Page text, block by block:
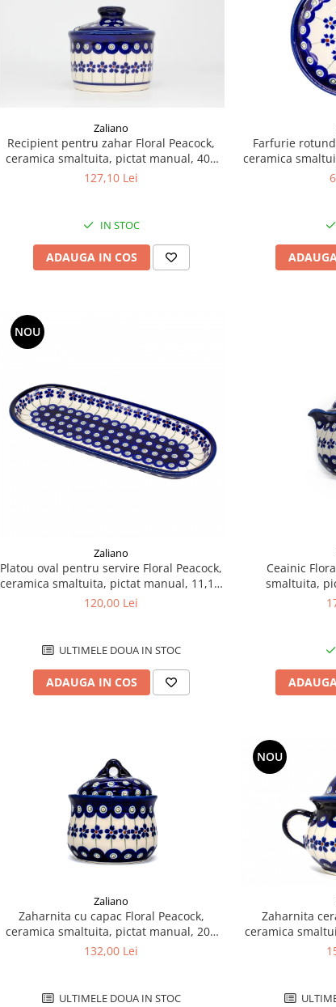
Zaliano
Recipient pentru zahar Floral Peacock,
ceramica smaltuita, pictat manual, 400
ml
127,10 Lei
IN STOC
ADAUGA IN COS
Farfurie
ceramica
NOU
Zaliano
Platou oval pentru servire Floral Peacock,
ceramica smaltuita, pictat manual, 11,1 x
28,3 cm
120,00 Lei
ULTIMELE DOUA IN STOC
ADAUGA IN COS
Ceainic
smaltuita,
Zaliano
Zaharnita cu capac Floral Peacock,
ceramica smaltuita, pictat manual, 200
ml
132,00 Lei
ULTIMELE DOUA IN STOC
NOU
Zaharnita
ceramica